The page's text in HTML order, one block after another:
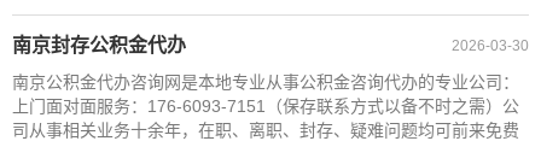
2026-03-30
南京封存公积金代办
南京公积金代办咨询网是本地专业从事公积金咨询代办的专业公司：
上门面对面服务：176-6093-7151（保存联系方式以备不时之需）公
司从事相关业务十余年，在职、离职、封存、疑难问题均可前来免费